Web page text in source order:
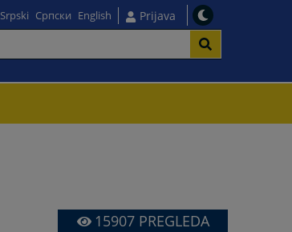
Srpski Српски English Prijava
15907PREGLEDA